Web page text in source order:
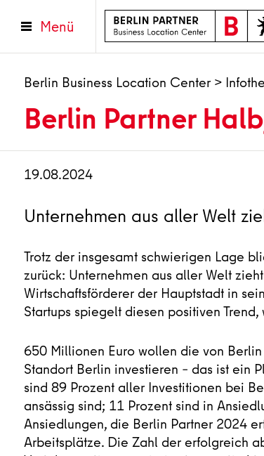
Menü
Berlin Business Location Center >
Berlin Partner
19.08.2024
Unternehmen aus aller Welt
Trotz der insgesamt schwierigen Lage
zurück: Unternehmen aus aller Welt
Wirtschaftsförderer der Hauptstadt in
Startups spiegelt diesen positiven
650 Millionen Euro wollen die von
Standort Berlin investieren – das ist ein
sind 89 Prozent aller Investitionen bei
ansässig sind; 11 Prozent sind in
Ansiedlungen, die Berlin Partner 2024
Arbeitsplätze. Die Zahl der erfolgreich